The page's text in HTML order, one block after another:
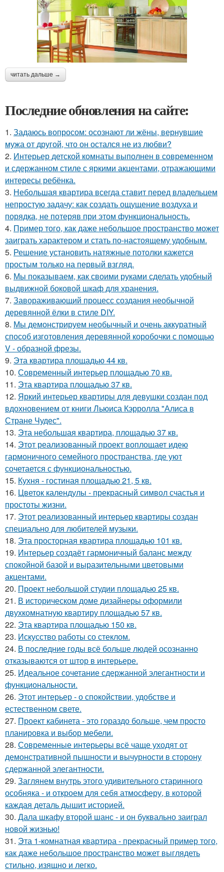
читать дальше →
Последние обновления на сайте:
1. Задаюсь вопросом: осознают ли жёны, вернувшие
мужа от другой, что он остался не из любви?
2. Интерьер детской комнаты выполнен в современном
и сдержанном стиле с яркими акцентами, отражающими
интересы ребёнка.
3. Небольшая квартира всегда ставит перед владельцем
непростую задачу: как создать ощущение воздуха и
порядка, не потеряв при этом функциональность.
4. Пример того, как даже небольшое пространство может
заиграть характером и стать по-настоящему удобным.
5. Решение установить натяжные потолки кажется
простым только на первый взгляд.
6. Мы показываем, как своими руками сделать удобный
выдвижной боковой шкаф для хранения.
7. Завораживающий процесс создания необычной
деревянной ёлки в стиле DIY.
8. Мы демонстрируем необычный и очень аккуратный
способ изготовления деревянной коробочки с помощью
V - образной фрезы.
9. Эта квартира площадью 44 кв.
10. Современный интерьер площадью 70 кв.
11. Эта квартира площадью 37 кв.
12. Яркий интерьер квартиры для девушки создан под
вдохновением от книги Льюиса Кэрролла "Алиса в
Стране Чудес".
13. Эта небольшая квартира, площадью 37 кв.
14. Этот реализованный проект воплощает идею
гармоничного семейного пространства, где уют
сочетается с функциональностью.
15. Кухня - гостиная площадью 21, 5 кв.
16. Цветок календулы - прекрасный символ счастья и
простоты жизни.
17. Этот реализованный интерьер квартиры создан
специально для любителей музыки.
18. Эта просторная квартира площадью 101 кв.
19. Интерьер создаёт гармоничный баланс между
спокойной базой и выразительными цветовыми
акцентами.
20. Проект небольшой студии площадью 25 кв.
21. В историческом доме дизайнеры оформили
двухкомнатную квартиру площадью 57 кв.
22. Эта квартира площадью 150 кв.
23. Искусство работы со стеклом.
24. В последние годы всё больше людей осознанно
отказываются от штор в интерьере.
25. Идеальное сочетание сдержанной элегантности и
функциональности.
26. Этот интерьер - о спокойствии, удобстве и
естественном свете.
27. Проект кабинета - это гораздо больше, чем просто
планировка и выбор мебели.
28. Современные интерьеры всё чаще уходят от
демонстративной пышности и вычурности в сторону
сдержанной элегантности.
29. Заглянем внутрь этого удивительного старинного
особняка - и откроем для себя атмосферу, в которой
каждая деталь дышит историей.
30. Дала шкафу второй шанс - и он буквально заиграл
новой жизнью!
31. Эта 1-комнатная квартира - прекрасный пример того,
как даже небольшое пространство может выглядеть
стильно, изящно и легко.